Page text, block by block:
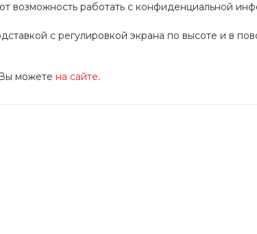
возможность работать с конфиденциальной
с регулировкой экрана по высоте и в
можете на сайте.